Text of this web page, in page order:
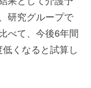
研究グループで
べて、今後6年間
くなると試算し